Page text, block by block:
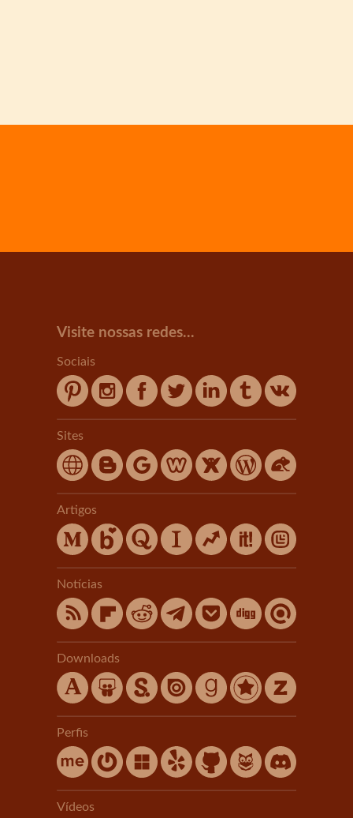
Visite nossas redes...
Sociais
Sites
Artigos
Notícias
Downloads
Perfis
Vídeos